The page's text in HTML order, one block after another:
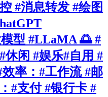
#消息转发 #绘图
型 #LLaMA 🌅 #
休闲 #娱乐#自用 #
率：#工作流 #邮
#支付 #银行卡 #